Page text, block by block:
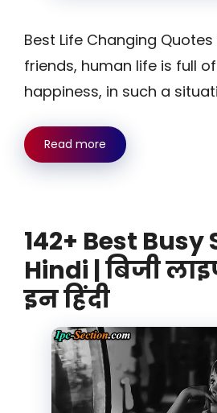
Best Life Changing Quotes
friends, human life is full
happiness, in such a
Read more
142+ Best
Hindi | बिजी
इन हिंदी